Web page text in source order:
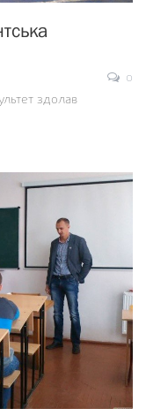
0
здолав